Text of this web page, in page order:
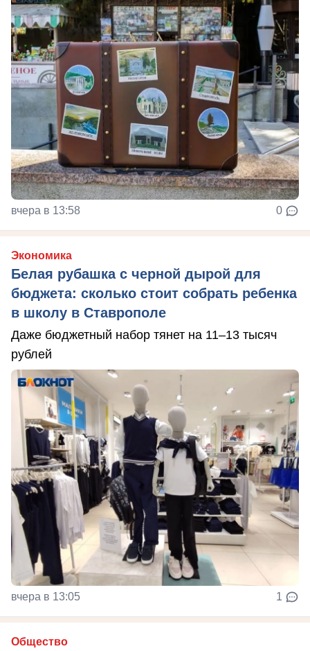
вчера в 13:58 0
Экономика
Белая рубашка с черной дырой для
бюджета: сколько стоит собрать ребенка
в школу в Ставрополе
Даже бюджетный набор тянет на 11–13 тысяч
рублей
вчера в 13:05 1
Общество